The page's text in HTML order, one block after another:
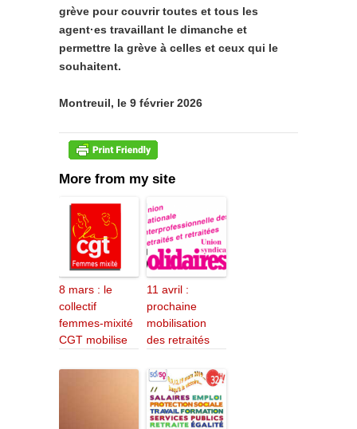
grève pour couvrir toutes et tous les
agent·es travaillant le dimanche et
permettre la grève à celles et ceux qui le
souhaitent.
Montreuil, le 9 février 2026
More from my site
8 mars : le
collectif
femmes-mixité
CGT mobilise
11 avril :
prochaine
mobilisation
des retraités